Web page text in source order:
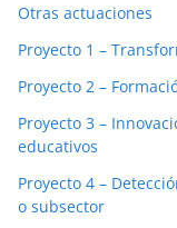
Otras actuaciones
Proyecto 1 –
Proyecto 2 –
Proyecto 3 –
educativos
Proyecto 4 –
o subsector